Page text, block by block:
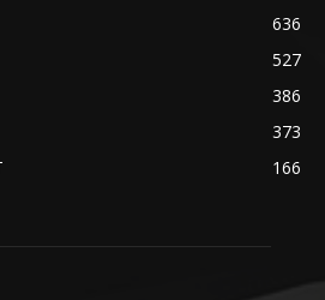
636
527
386
373
166